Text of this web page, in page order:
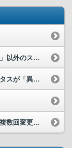
サーバーステータスが「正常（「異常あり」以外のステータス）」で、IPアドレスが確認できない場合の対処方法を教えてください。
コントロールパネル上でサーバーのステータスが「異常あり」となり、「IPアドレス取得不可」と表示される。
ファイアウォールログ取得数を同じ月内に複数回変更した場合の料金、閲覧件数について教えてください。